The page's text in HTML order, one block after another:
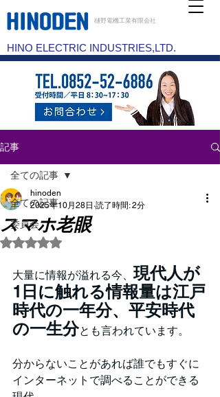
樋野電機工業有限会社
HINO ELECTRIC INDUSTRIES,LTD.
記事
全ての記事
委員会
全ての記事
スマホ老眼
hinoden
2025年10月28日 読了時間: 2分
5つ星のうちNaNと評価されています。
大量に情報が溢れる今、現代人が
1日に触れる情報量は江戸
時代の一年分、平安時代
の一生分とも言われています。
分からないことがあれば誰でもすぐに
インターネットで調べることができる